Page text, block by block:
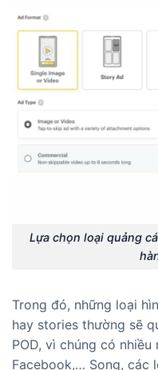
Lựa chọn loại quảng
Trong đó, những loại
hay stories thường sẽ
POD, vì chúng có
Facebook,… Song, các